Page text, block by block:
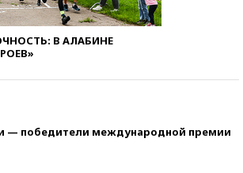
В АЛАБИНЕ
— победители международной премии